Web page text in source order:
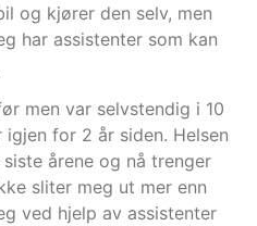
og kjører den selv, men
har assistenter som kan
men var selvstendig i 10
for 2 år siden. Helsen
årene og nå trenger
sliter meg ut mer enn
ved hjelp av assistenter